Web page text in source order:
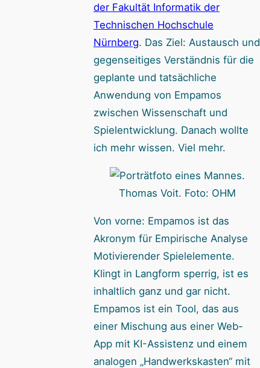
der Fakultät Informatik der
Technischen Hochschule
Nürnberg. Das Ziel: Austausch und
gegenseitiges Verständnis für die
geplante und tatsächliche
Anwendung von Empamos
zwischen Wissenschaft und
Spielentwicklung. Danach wollte
ich mehr wissen. Viel mehr.
Thomas Voit. Foto: OHM
Von vorne: Empamos ist das
Akronym für Empirische Analyse
Motivierender Spielelemente.
Klingt in Langform sperrig, ist es
inhaltlich ganz und gar nicht.
Empamos ist ein Tool, das aus
einer Mischung aus einer Web-
App mit KI-Assistenz und einem
analogen „Handwerkskasten“ mit